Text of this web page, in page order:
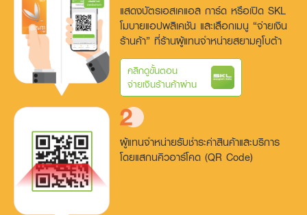
แสดงบัตรเอสเคแอล การ์ด หรือเปิด SKL
โมบายแอปพลิเคชัน และเลือกเมนู “จ่ายเงิน
ร้านค้า” ที่ร้านผู้แทนจำหน่ายสยามคูโบต้า
คลิกดูขั้นตอน
จ่ายเงินร้านค้าผ่าน
ผู้แทนจำหน่ายรับชำระค่าสินค้าและบริการ
โดยแสกนคิวอาร์โคด (QR Code)